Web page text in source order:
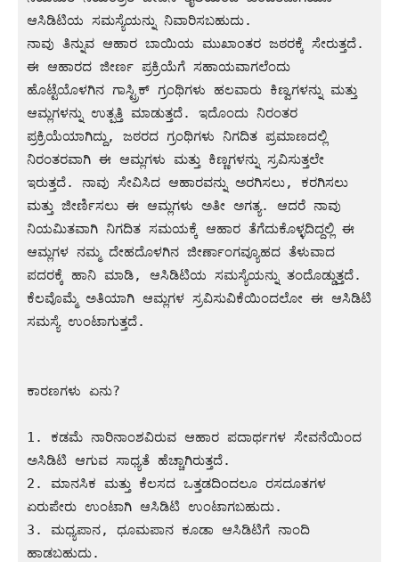
ಆಸಿಡಿಟಿಯ ಸಮಸ್ಯೆಯನ್ನು ನಿವಾರಿಸಬಹುದು.
ನಾವು ತಿನ್ನುವ ಆಹಾರ ಬಾಯಿಯ ಮುಖಾಂತರ ಜಠರಕ್ಕೆ ಸೇರುತ್ತದೆ.
ಈ ಆಹಾರದ ಜೀರ್ಣ ಪ್ರಕ್ರಿಯೆಗೆ ಸಹಾಯವಾಗಲೆಂದು
ಹೊಟ್ಟೆಯೊಳಗಿನ ಗಾಸ್ಟ್ರಿಕ್ ಗ್ರಂಥಿಗಳು ಹಲವಾರು ಕಿಣ್ವಗಳನ್ನು ಮತ್ತು
ಆಮ್ಲಗಳನ್ನು ಉತ್ಪತ್ತಿ ಮಾಡುತ್ತದೆ. ಇದೊಂದು ನಿರಂತರ
ಪ್ರಕ್ರಿಯೆಯಾಗಿದ್ದು, ಜಠರದ ಗ್ರಂಥಿಗಳು ನಿಗದಿತ ಪ್ರಮಾಣದಲ್ಲಿ
ನಿರಂತರವಾಗಿ ಈ ಆಮ್ಲಗಳು ಮತ್ತು ಕಿಣ್ಣಗಳನ್ನು ಸ್ರವಿಸುತ್ತಲೇ
ಇರುತ್ತದೆ. ನಾವು ಸೇವಿಸಿದ ಆಹಾರವನ್ನು ಅರಗಿಸಲು, ಕರಗಿಸಲು
ಮತ್ತು ಜೀರ್ಣಿಸಲು ಈ ಆಮ್ಲಗಳು ಅತೀ ಅಗತ್ಯ. ಆದರೆ ನಾವು
ನಿಯಮಿತವಾಗಿ ನಿಗದಿತ ಸಮಯಕ್ಕೆ ಆಹಾರ ತೆಗೆದುಕೊಳ್ಳದಿದ್ದಲ್ಲಿ ಈ
ಆಮ್ಲಗಳ ನಮ್ಮ ದೇಹದೊಳಗಿನ ಜೀರ್ಣಾಂಗವ್ಯೂಹದ ತೆಳುವಾದ
ಪದರಕ್ಕೆ ಹಾನಿ ಮಾಡಿ, ಆಸಿಡಿಟಿಯ ಸಮಸ್ಯೆಯನ್ನು ತಂದೊಡ್ಡುತ್ತದೆ.
ಕೆಲವೊಮ್ಮೆ ಅತಿಯಾಗಿ ಆಮ್ಲಗಳ ಸ್ರವಿಸುವಿಕೆಯಿಂದಲೋ ಈ ಆಸಿಡಿಟಿ
ಸಮಸ್ಯೆ ಉಂಟಾಗುತ್ತದೆ.
ಕಾರಣಗಳು ಏನು?
1. ಕಡಮೆ ನಾರಿನಾಂಶವಿರುವ ಆಹಾರ ಪದಾರ್ಥಗಳ ಸೇವನೆಯಿಂದ
ಅಸಿಡಿಟಿ ಆಗುವ ಸಾಧ್ಯತೆ ಹೆಚ್ಚಾಗಿರುತ್ತದೆ.
2. ಮಾನಸಿಕ ಮತ್ತು ಕೆಲಸದ ಒತ್ತಡದಿಂದಲೂ ರಸದೂತಗಳ
ಏರುಪೇರು ಉಂಟಾಗಿ ಆಸಿಡಿಟಿ ಉಂಟಾಗಬಹುದು.
3. ಮಧ್ಯಪಾನ, ಧೂಮಪಾನ ಕೂಡಾ ಆಸಿಡಿಟಿಗೆ ನಾಂದಿ
ಹಾಡಬಹುದು.